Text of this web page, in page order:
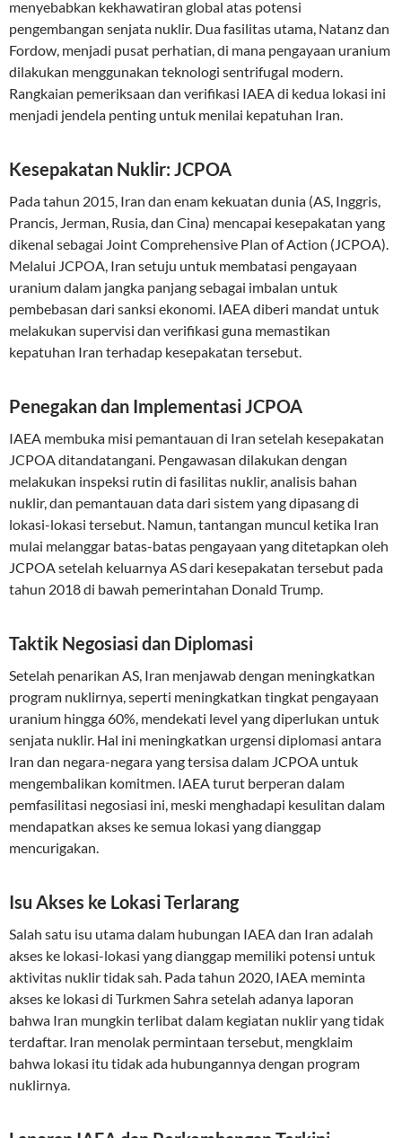
menyebabkan kekhawatiran global atas potensi
pengembangan senjata nuklir. Dua fasilitas utama, Natanz dan
Fordow, menjadi pusat perhatian, di mana pengayaan uranium
dilakukan menggunakan teknologi sentrifugal modern.
Rangkaian pemeriksaan dan verifikasi IAEA di kedua lokasi ini
menjadi jendela penting untuk menilai kepatuhan Iran.
Kesepakatan Nuklir: JCPOA
Pada tahun 2015, Iran dan enam kekuatan dunia (AS, Inggris,
Prancis, Jerman, Rusia, dan Cina) mencapai kesepakatan yang
dikenal sebagai Joint Comprehensive Plan of Action (JCPOA).
Melalui JCPOA, Iran setuju untuk membatasi pengayaan
uranium dalam jangka panjang sebagai imbalan untuk
pembebasan dari sanksi ekonomi. IAEA diberi mandat untuk
melakukan supervisi dan verifikasi guna memastikan
kepatuhan Iran terhadap kesepakatan tersebut.
Penegakan dan Implementasi JCPOA
IAEA membuka misi pemantauan di Iran setelah kesepakatan
JCPOA ditandatangani. Pengawasan dilakukan dengan
melakukan inspeksi rutin di fasilitas nuklir, analisis bahan
nuklir, dan pemantauan data dari sistem yang dipasang di
lokasi-lokasi tersebut. Namun, tantangan muncul ketika Iran
mulai melanggar batas-batas pengayaan yang ditetapkan oleh
JCPOA setelah keluarnya AS dari kesepakatan tersebut pada
tahun 2018 di bawah pemerintahan Donald Trump.
Taktik Negosiasi dan Diplomasi
Setelah penarikan AS, Iran menjawab dengan meningkatkan
program nuklirnya, seperti meningkatkan tingkat pengayaan
uranium hingga 60%, mendekati level yang diperlukan untuk
senjata nuklir. Hal ini meningkatkan urgensi diplomasi antara
Iran dan negara-negara yang tersisa dalam JCPOA untuk
mengembalikan komitmen. IAEA turut berperan dalam
pemfasilitasi negosiasi ini, meski menghadapi kesulitan dalam
mendapatkan akses ke semua lokasi yang dianggap
mencurigakan.
Isu Akses ke Lokasi Terlarang
Salah satu isu utama dalam hubungan IAEA dan Iran adalah
akses ke lokasi-lokasi yang dianggap memiliki potensi untuk
aktivitas nuklir tidak sah. Pada tahun 2020, IAEA meminta
akses ke lokasi di Turkmen Sahra setelah adanya laporan
bahwa Iran mungkin terlibat dalam kegiatan nuklir yang tidak
terdaftar. Iran menolak permintaan tersebut, mengklaim
bahwa lokasi itu tidak ada hubungannya dengan program
nuklirnya.